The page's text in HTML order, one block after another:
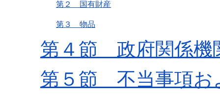
第２ 国有財産
第３ 物品
第４節 政府関係機
第５節 不当事項お